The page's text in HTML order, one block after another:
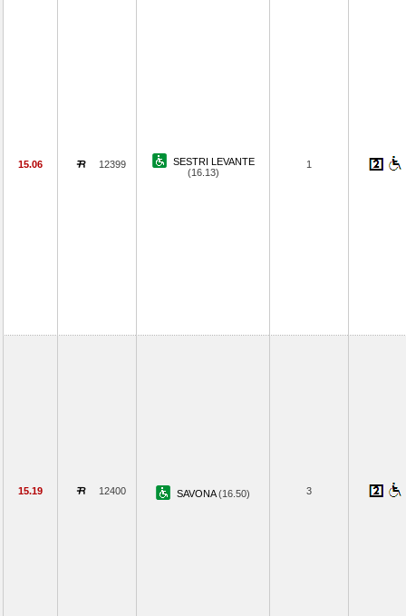
15.06 12399
SESTRI LEVANTE
(16.13)
1
15.19 12400 SAVONA(16.50) 3